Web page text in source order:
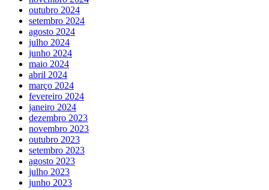
outubro 2024
setembro 2024
agosto 2024
julho 2024
junho 2024
maio 2024
abril 2024
março 2024
fevereiro 2024
janeiro 2024
dezembro 2023
novembro 2023
outubro 2023
setembro 2023
agosto 2023
julho 2023
junho 2023